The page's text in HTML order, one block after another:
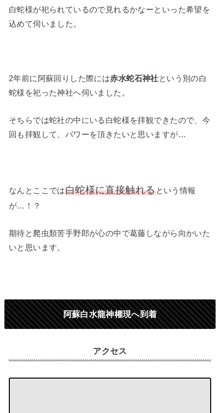
白蛇様が祀られているので見れるかなーといった希望を
込めて伺いました。
2年前に阿蘇回りした際には赤水蛇石神社という別の白
蛇様を祀った神社へ伺いました。
そちらでは蛇社の中にいる白蛇様を拝観できたので、今
回も拝観して、パワーを頂きたいと思いますが…
なんとここでは白蛇様に直接触れるという情報
が…！？
期待と爬虫類苦手野郎が心の中で葛藤しながら向かいた
いと思います。
阿蘇白水龍神權現へ到着
アクセス